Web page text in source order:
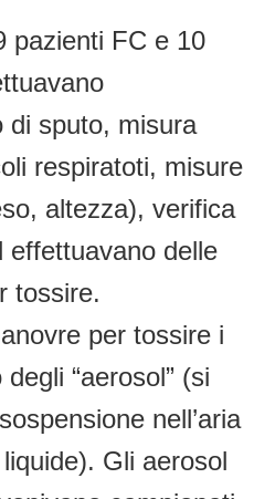
pazienti FC e 10
di sputo, misura
respiratoti, misure
altezza), verifica
effettuavano delle
tossire.
per tossire i
“aerosol” (si
nell’aria
Gli aerosol